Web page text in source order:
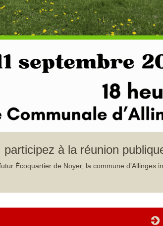
à la réunion
Écoquartier de Noyer, la commune